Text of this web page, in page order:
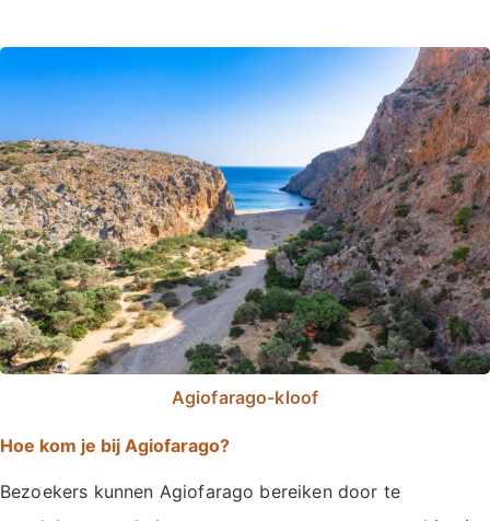
Agiofarago-kloof
Hoe kom je bij Agiofarago?
Bezoekers kunnen Agiofarago bereiken door te